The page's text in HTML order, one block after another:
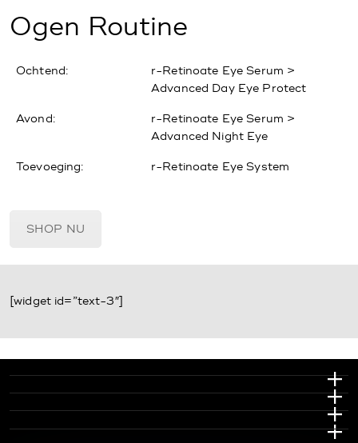
Ogen Routine
Ochtend:
r-Retinoate Eye Serum >
Advanced Day Eye Protect
Avond:
r-Retinoate Eye Serum >
Advanced Night Eye
Toevoeging: r-Retinoate Eye System
SHOP NU
[widget id=”text-3″]